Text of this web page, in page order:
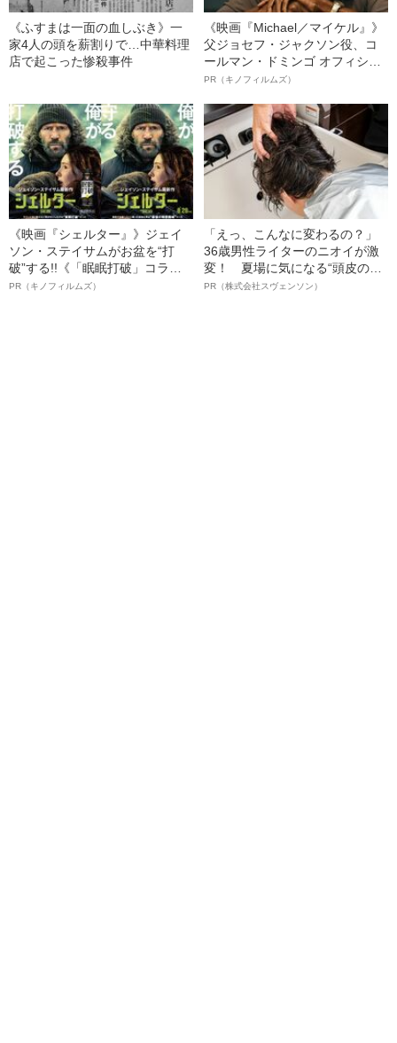
《ふすまは一面の血しぶき》一
家4人の頭を薪割りで…中華料理
店で起こった惨殺事件
《映画『Michael／マイケル』》
父ジョセフ・ジャクソン役、コ
ールマン・ドミンゴ オフィシャ
ルインタビュー“観客を魅了した
語る”《日本興収70億円突破》
PR（キノフィルムズ）
《映画『シェルター』》ジェイ
ソン・ステイサムがお盆を“打
破”する!!《「眠眠打破」コラ
ボ》
PR（キノフィルムズ）
「えっ、こんなに変わるの？」
36歳男性ライターのニオイが激
変！ 夏場に気になる“頭皮のニ
オイ”や“ベタつき”を解消す
PR（株式会社スヴェンソン）